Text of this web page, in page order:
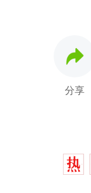
分享
费大厨“全国小炒